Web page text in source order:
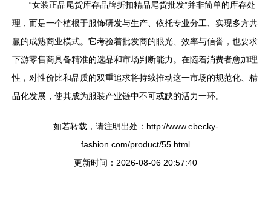
“女装正品尾货库存品牌折扣精品尾货批发”并非简单的库存处
理，而是一个植根于服饰研发与生产、依托专业分工、实现多方共
赢的成熟商业模式。它考验着批发商的眼光、效率与信誉，也要求
下游零售商具备精准的选品和市场判断能力。在随着消费者愈加理
性，对性价比和品质的双重追求将持续推动这一市场的规范化、精
品化发展，使其成为服装产业链中不可或缺的活力一环。
如若转载，请注明出处：http://www.ebecky-
fashion.com/product/55.html
更新时间：2026-08-06 20:57:40